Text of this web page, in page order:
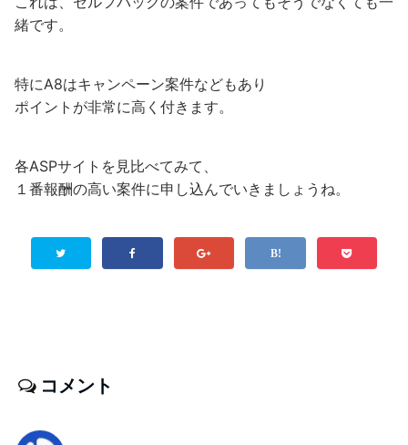
緒です。
特にA8はキャンペーン案件などもあり
ポイントが非常に高く付きます。
各ASPサイトを見比べてみて、
１番報酬の高い案件に申し込んでいきましょうね。
コメント